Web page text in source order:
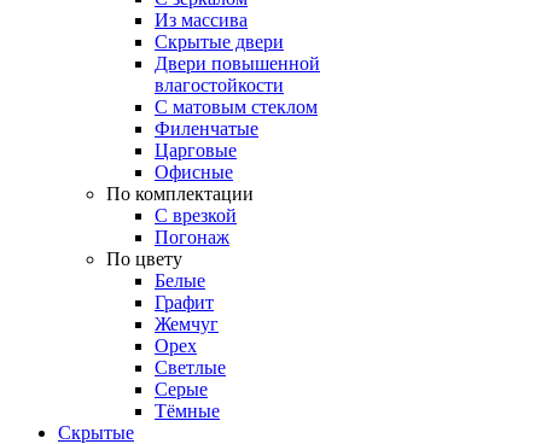
Из массива
Скрытые двери
Двери повышенной
влагостойкости
С матовым стеклом
Филенчатые
Царговые
Офисные
По комплектации
С врезкой
Погонаж
По цвету
Белые
Графит
Жемчуг
Орех
Светлые
Серые
Тёмные
Скрытые